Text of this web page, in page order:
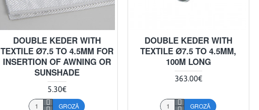
DOUBLE KEDER WITH
TEXTILE Ø7.5 TO 4.5MM FOR
INSERTION OF AWNING OR
SUNSHADE
5.30€
GROZĀ
DOUBLE KEDER WITH
TEXTILE Ø7.5 TO 4.5MM,
100M LONG
363.00€
GROZĀ